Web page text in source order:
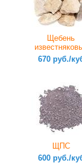
Щебень
670 руб./
ЩПС
600 руб./